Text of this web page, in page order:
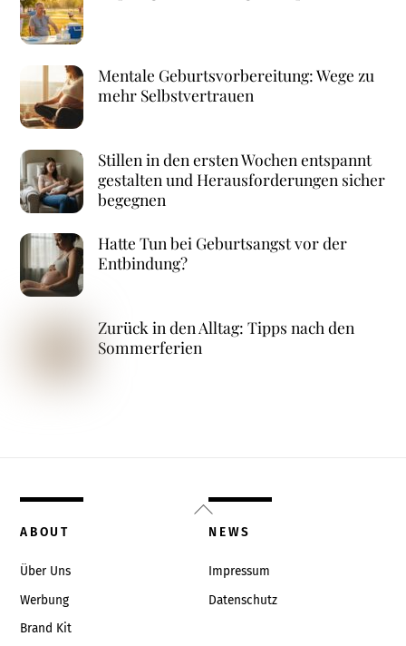
Mentale Geburtsvorbereitung: Wege zu
mehr Selbstvertrauen
Stillen in den ersten Wochen entspannt
gestalten und Herausforderungen sicher
begegnen
Hatte Tun bei Geburtsangst vor der
Entbindung?
Zurück in den Alltag: Tipps nach den
Sommerferien
Back
To
ABOUT
Über Uns
Werbung
Brand Kit
NEWS
Impressum
Datenschutz